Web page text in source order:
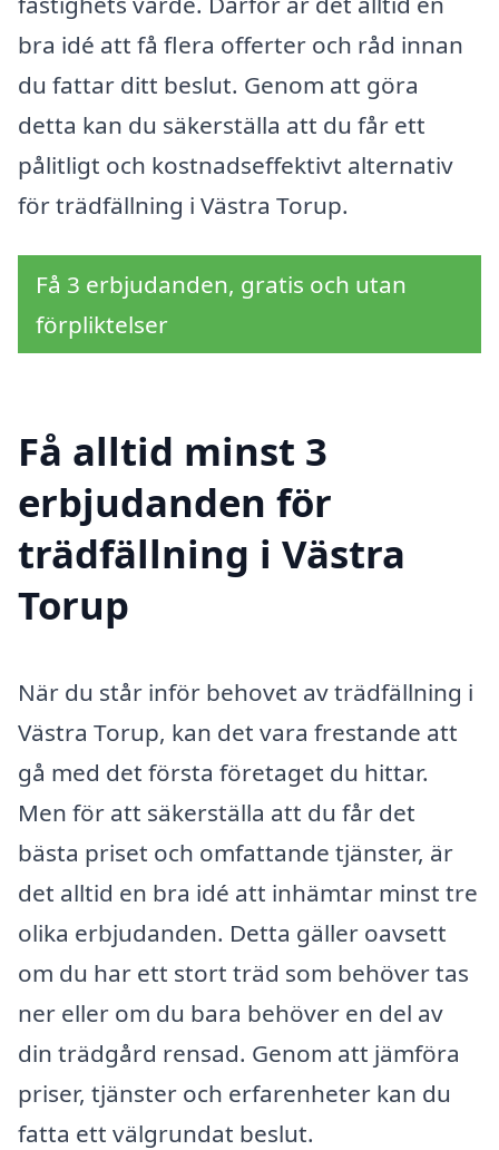
bra idé att få flera offerter och råd innan
du fattar ditt beslut. Genom att göra
detta kan du säkerställa att du får ett
pålitligt och kostnadseffektivt alternativ
för trädfällning i Västra Torup.
Få 3 erbjudanden, gratis och utan
förpliktelser
Få alltid minst 3
erbjudanden för
trädfällning i Västra
Torup
När du står inför behovet av trädfällning i
Västra Torup, kan det vara frestande att
gå med det första företaget du hittar.
Men för att säkerställa att du får det
bästa priset och omfattande tjänster, är
det alltid en bra idé att inhämtar minst tre
olika erbjudanden. Detta gäller oavsett
om du har ett stort träd som behöver tas
ner eller om du bara behöver en del av
din trädgård rensad. Genom att jämföra
priser, tjänster och erfarenheter kan du
fatta ett välgrundat beslut.